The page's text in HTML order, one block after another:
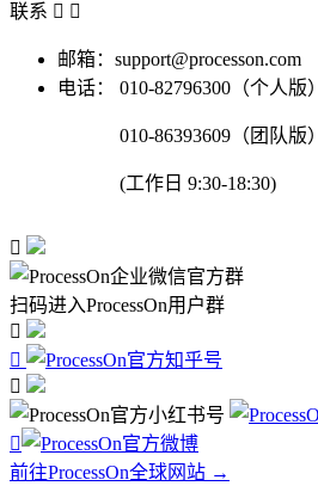
联系  
邮箱：support@processon.com
电话：
010-82796300（个人版）
010-86393609（团队版）
(工作日 9:30-18:30)

扫码进入ProcessOn用户群




前往ProcessOn全球网站 →